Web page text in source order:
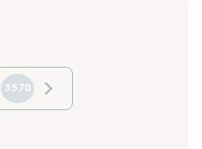
3570